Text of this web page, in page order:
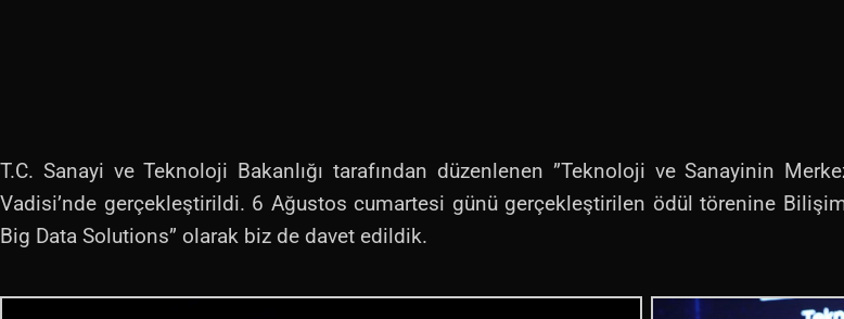
T.C. Sanayi ve Teknoloji Bakanlığı tarafından düzenlenen ”Teknoloji ve Sanayinin
Vadisi’nde gerçekleştirildi. 6 Ağustos cumartesi günü gerçekleştirilen ödül törenine
Big Data Solutions” olarak biz de davet edildik.